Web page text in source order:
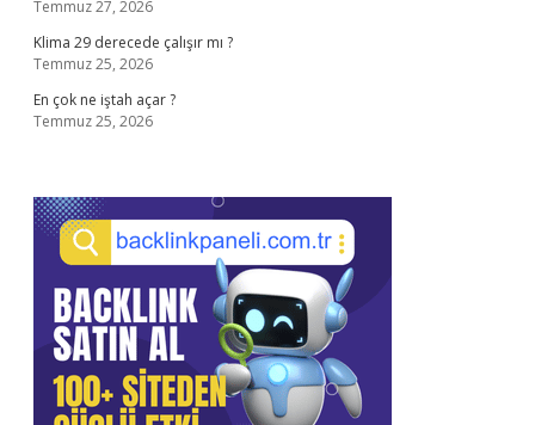
Temmuz 27, 2026
Klima 29 derecede çalışır mı ?
Temmuz 25, 2026
En çok ne iştah açar ?
Temmuz 25, 2026